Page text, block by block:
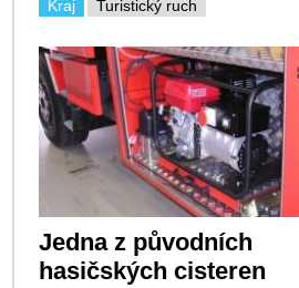
Kraj Turistický ruch
Jedna z původních
hasičských cisteren